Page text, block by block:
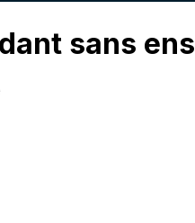
sans